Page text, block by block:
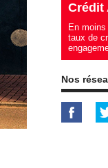
Crédit
En
taux de
Nos